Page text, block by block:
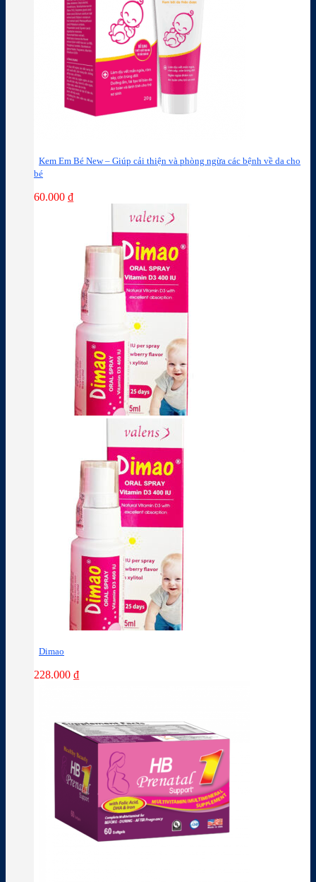
Kem Em Bé New – Giúp cải thiện và phòng ngừa các bệnh về da cho
bé
60.000 ₫
Dimao
228.000 ₫